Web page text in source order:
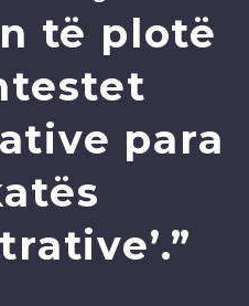
të plotë
para